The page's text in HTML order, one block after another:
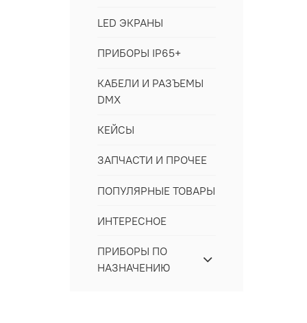
LED ЭКРАНЫ
ПРИБОРЫ IP65+
КАБЕЛИ И РАЗЪЕМЫ
DMX
КЕЙСЫ
ЗАПЧАСТИ И ПРОЧЕЕ
ПОПУЛЯРНЫЕ ТОВАРЫ
ИНТЕРЕСНОЕ
ПРИБОРЫ ПО
НАЗНАЧЕНИЮ